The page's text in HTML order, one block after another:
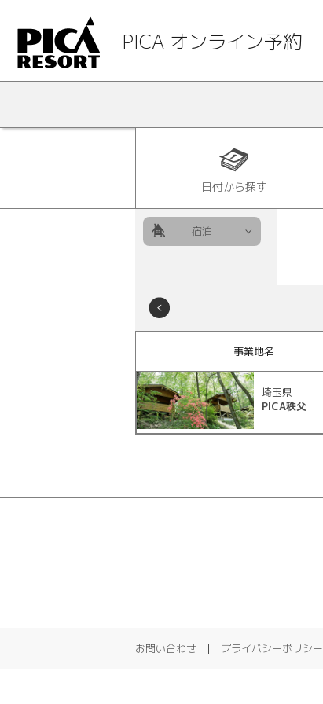
PICA オンライン予約
日付から探す
宿泊
事業地名
埼玉県
PICA秩父
お問い合わせ プライバシーポリシー